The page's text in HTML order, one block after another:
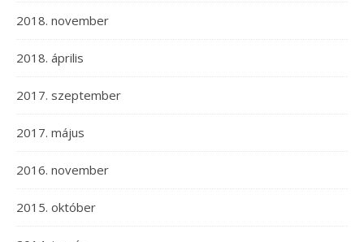
2018. november
2018. április
2017. szeptember
2017. május
2016. november
2015. október